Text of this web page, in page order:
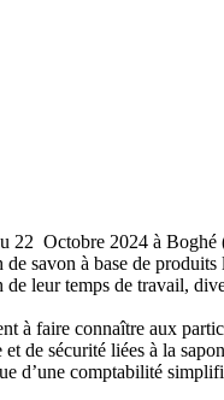
Octobre 2024 à Boghé
savon à base de
leur temps de travail,
à faire connaître aux
et de sécurité liées à la
d’une comptabilité